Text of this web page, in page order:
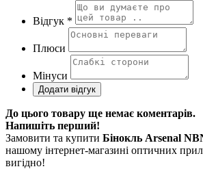
Відгук *
Плюси
Мінуси
До цього товару ще немає коментарів.
Напишіть перший!
Замовити та купити Бінокль Arsenal
нашому інтернет-магазині оптичних
вигідно!